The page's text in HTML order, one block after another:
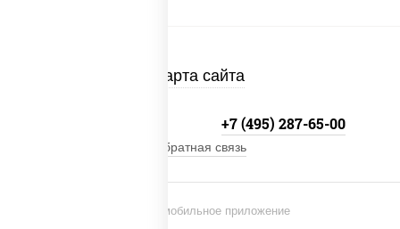
Карта сайта
Установи мобильное приложение
+7 (495) 287-65-00
Обратная связь